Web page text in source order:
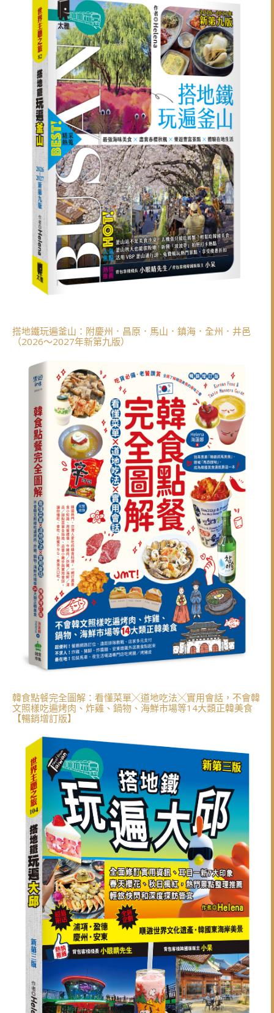
搭地鐵玩遍釜山：附慶州．昌原．馬山．鎮海．全州．井邑
（2026～2027年新第九版）
韓食點餐完全圖解：看懂菜單╳道地吃法╳實用會話，不會韓
文照樣吃遍烤肉、炸雞、鍋物、海鮮市場等14大類正韓美食
【暢銷增訂版】